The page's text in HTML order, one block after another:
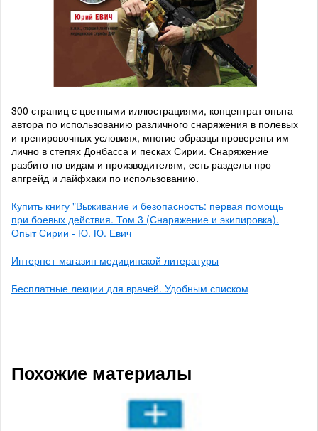
300 страниц с цветными иллюстрациями, концентрат опыта
автора по использованию различного снаряжения в полевых
и тренировочных условиях, многие образцы проверены им
лично в степях Донбасса и песках Сирии. Снаряжение
разбито по видам и производителям, есть разделы про
апгрейд и лайфхаки по использованию.
Купить книгу "Выживание и безопасность: первая помощь
при боевых действия. Том 3 (Снаряжение и экипировка).
Опыт Сирии - Ю. Ю. Евич
Интернет-магазин медицинской литературы
Бесплатные лекции для врачей. Удобным списком
Похожие материалы